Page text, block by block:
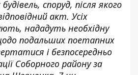
споруд, після якого
акт. Усіх
нададуть необхідну
подальших поетапних
і безпосередньо
Соборного району за